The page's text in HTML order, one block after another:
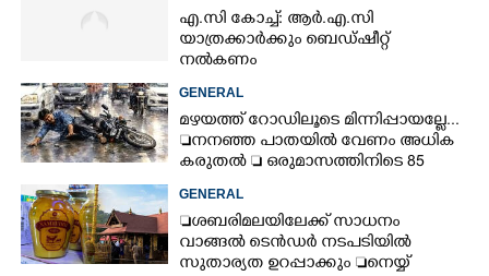
എ.സി കോച്ച്: ആർ.എ.സി
യാത്രക്കാർക്കും ബെഡ്ഷീറ്റ്
നൽകണം
GENERAL
മഴയത്ത് റോഡിലൂടെ മിന്നിപ്പായല്ലേ...
നനഞ്ഞ പാതയിൽ വേണം അധിക
കരുതൽ  ഒരുമാസത്തിനിടെ 85
GENERAL
ശബരിമലയിലേക്ക് സാധനം
വാങ്ങൽ ടെൻ‌ഡർ നടപടിയിൽ
സുതാര്യത ഉറപ്പാക്കും നെയ്യ്